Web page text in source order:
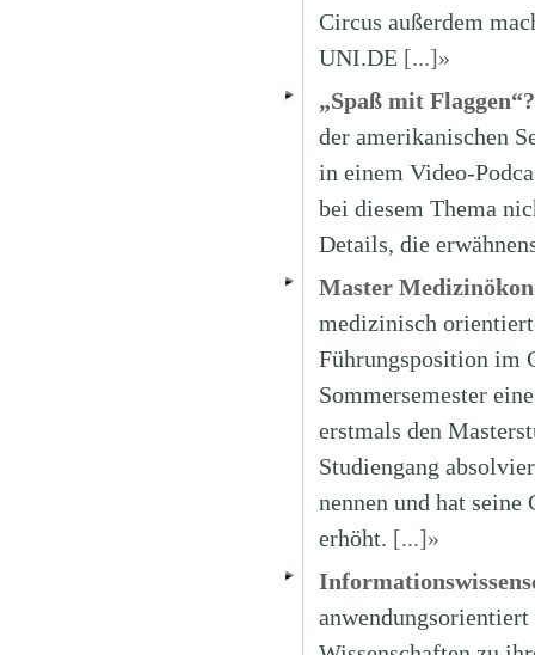
Circus außerdem
UNI.DE [...]»
„Spaß mit
der amerikanischen
in einem Video-
bei diesem Thema
Details, die
Master
medizinisch
Führungsposition im
Sommersemester
erstmals den
Studiengang
nennen und hat
erhöht. [...]»
anwendungsorientiert